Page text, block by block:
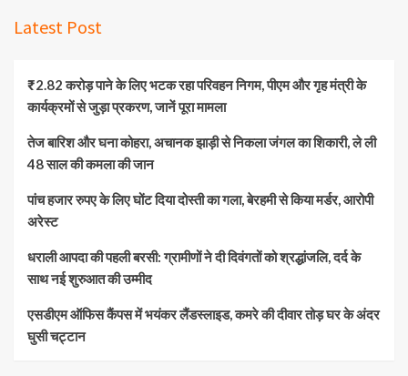
Latest Post
₹2.82 करोड़ पाने के लिए भटक रहा परिवहन निगम, पीएम और गृह मंत्री के
कार्यक्रमों से जुड़ा प्रकरण, जानें पूरा मामला
तेज बारिश और घना कोहरा, अचानक झाड़ी से निकला जंगल का शिकारी, ले ली
48 साल की कमला की जान
पांच हजार रुपए के लिए घोंट दिया दोस्ती का गला, बेरहमी से किया मर्डर, आरोपी
अरेस्ट
धराली आपदा की पहली बरसी: ग्रामीणों ने दी दिवंगतों को श्रद्धांजलि, दर्द के
साथ नई शुरुआत की उम्मीद
एसडीएम ऑफिस कैंपस में भयंकर लैंडस्लाइड, कमरे की दीवार तोड़ घर के अंदर
घुसी चट्टान